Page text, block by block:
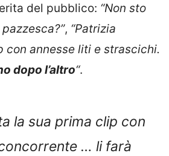
del pubblico: “Non sto
, “Patrizia
con annesse liti e strascichi.
dopo l’altro“.
la sua prima clip con
… li farà